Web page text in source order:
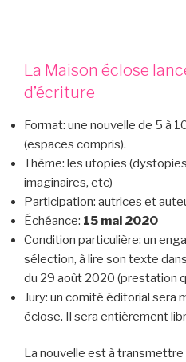
La Maison éclose
d’écriture
Format: une nouvelle de 5 à
(espaces compris).
Thème: les utopies
imaginaires, etc)
Participation: autrices et
Échéance: 15 mai 2020
Condition particulière: un
sélection, à lire son texte
du 29 août 2020 (prestation
Jury: un comité éditorial sera
éclose. Il sera entièrement
La nouvelle est à